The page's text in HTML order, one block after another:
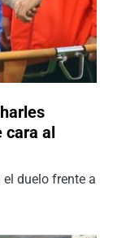
cara al
duelo frente a